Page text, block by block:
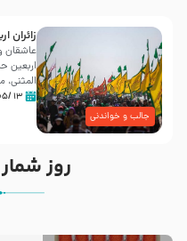
جالب و خواندنی
زائران
عاشقان
۱۳ /۰۵/ ۱۴۰۵
روز